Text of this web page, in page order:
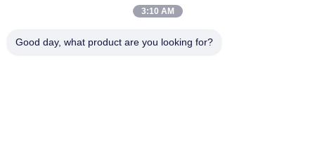
Hulpmiddelenbouw die Kogel van Rig Round Shank Auger
Bucket van het Slijtage van de werktuigendeel de Roterende
3:10 AM
Good day, what product are you looking for?